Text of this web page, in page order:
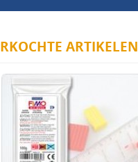
ARTIKELEN